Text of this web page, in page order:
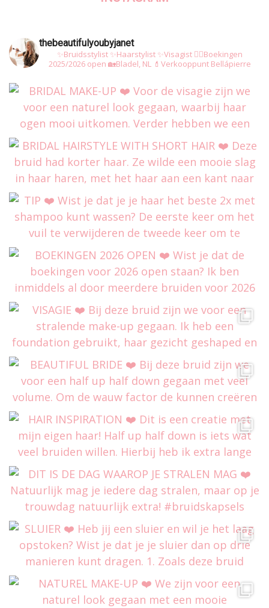
thebeautifulyoubyjanet
✨Bruidsstylist✨Haarstylist ✨Visagist👰‍♀️Boekingen
2025/2026 open 🏡Bladel, NL💄Verkooppunt Bellápierre